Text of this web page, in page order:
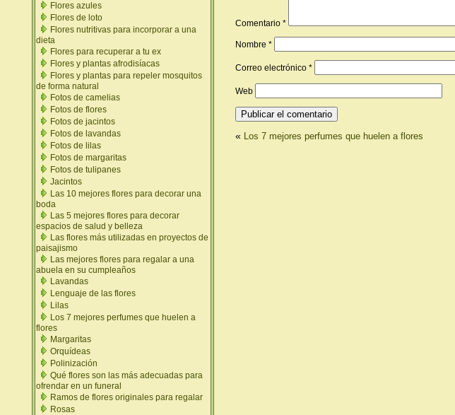
Flores azules
Flores de loto
Flores nutritivas para incorporar a una
dieta
Flores para recuperar a tu ex
Flores y plantas afrodisíacas
Flores y plantas para repeler mosquitos
de forma natural
Fotos de camelias
Fotos de flores
Fotos de jacintos
Fotos de lavandas
Fotos de lilas
Fotos de margaritas
Fotos de tulipanes
Jacintos
Las 10 mejores flores para decorar una
boda
Las 5 mejores flores para decorar
espacios de salud y belleza
Las flores más utilizadas en proyectos de
paisajismo
Las mejores flores para regalar a una
abuela en su cumpleaños
Lavandas
Lenguaje de las flores
Lilas
Los 7 mejores perfumes que huelen a
flores
Margaritas
Orquídeas
Polinización
Qué flores son las más adecuadas para
ofrendar en un funeral
Ramos de flores originales para regalar
Rosas
Comentario *
Nombre *
Correo electrónico *
Web
« Los 7 mejores perfumes que huelen a flores